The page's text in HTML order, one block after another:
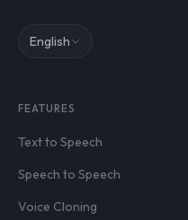
English
FEATURES
Text to Speech
Speech to Speech
Voice Cloning